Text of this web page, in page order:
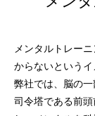
メンタルトレー
からないという
弊社では、脳の
司令塔である前